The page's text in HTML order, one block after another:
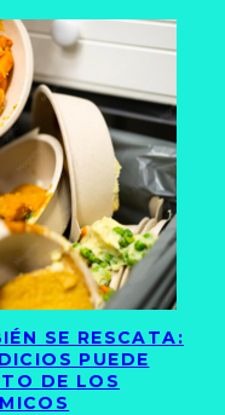
SE RESCATA:
PUEDE
DE LOS